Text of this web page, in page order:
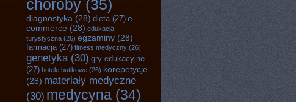
choroby (35)
diagnostyka (28) dieta(27) e-
commerce (28) edukacja
turystyczna (26) egzaminy (28)
farmacja(27) fitness medyczny (26)
genetyka(30) gry edukacyjne
(27) hotele butikowe (26) korepetycje
(28) materiały medyczne
(30) medycyna (34)